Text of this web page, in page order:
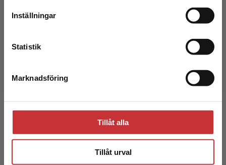
Inställningar
Statistik
Marknadsföring
Tillåt alla
Tillåt urval
Timo Tapiainen